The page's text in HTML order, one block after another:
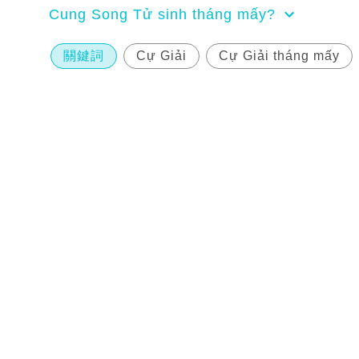
Cung Song Tử sinh tháng mấy?
關鍵詞 Cự Giải Cự Giải tháng mấy